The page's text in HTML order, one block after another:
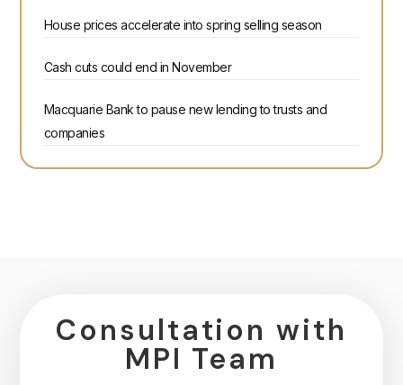
House prices accelerate into spring selling season
Cash cuts could end in November
Macquarie Bank to pause new lending to trusts and
companies
Consultation with
MPI Team